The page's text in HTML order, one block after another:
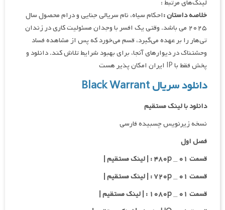
لینک‌های مرتبط :
خلاصه داستان :احکام سیاه، نام سریالی جنایی و درام محصول سال
۲۰۲۵ می باشد. وقتی یک افسر با وجدان مسئولیت کاری در زندان
تی‌هار را بر عهده می‌گیرد، قسم می‌خورد که پس از مشاهده فساد
وحشتناک در دیوارهای آنجا، برای بهبود شرایط تلاش کند. دانلود و
پخش فقط با IP ایران امکان پذیر هست
دانلود سریال Black Warrant
دانلود با لینک مستقیم
نسخه زیرنویس چسبیده فارسی
فصل اول
قسمت ۰۱ _ ۴۸۰p : | لینک مستقیم |
قسمت ۰۱ _ ۷۲۰p : | لینک مستقیم |
قسمت ۰۱ _ ۱۰۸۰p : | لینک مستقیم |